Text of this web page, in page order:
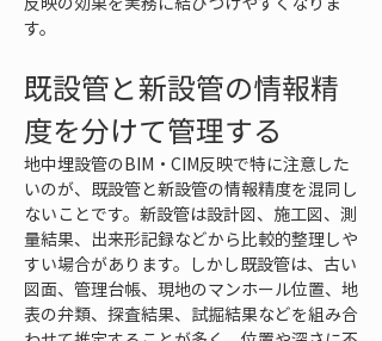
す。
既設管と新設管の情報精
度を分けて管理する
地中埋設管のBIM・CIM反映で特に注意した
いのが、既設管と新設管の情報精度を混同し
ないことです。新設管は設計図、施工図、測
量結果、出来形記録などから比較的整理しや
すい場合があります。しかし既設管は、古い
図面、管理台帳、現地のマンホール位置、地
表の弁類、探査結果、試掘結果などを組み合